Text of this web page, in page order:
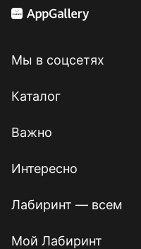
Мы в соцсетях
Каталог
Важно
Интересно
Лабиринт — всем
Мой Лабиринт